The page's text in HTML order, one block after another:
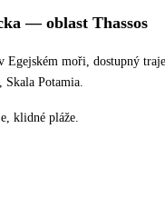
— oblast Thassos
Egejském moři, dostupný
Potamia.
klidné pláže.